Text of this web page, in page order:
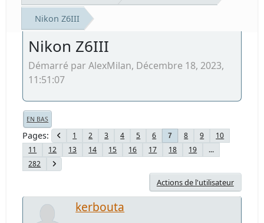
Nikon Z6III
Nikon Z6III
Démarré par AlexMilan, Décembre 18, 2023,
11:51:07
EN BAS
Pages 1 2 3 4 5 6 7 8 9
10
11
12 13 14 15 16 17 18 19
...
282
Actions de l'utilisateur
kerbouta